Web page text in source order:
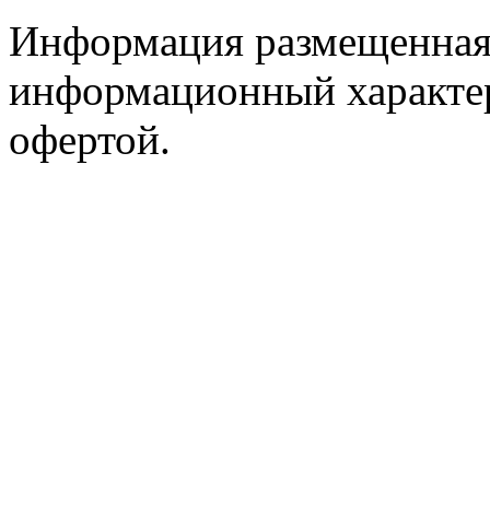
Информация
информационный
офертой.